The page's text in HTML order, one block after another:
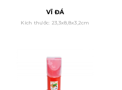
VĨ ĐÁ
Kích thước: 23,3x8,8x3,2cm